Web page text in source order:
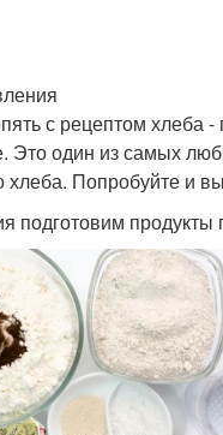
с рецептом хлеба
Это один из самых
хлеба. Попробуйте и
подготовим продукты